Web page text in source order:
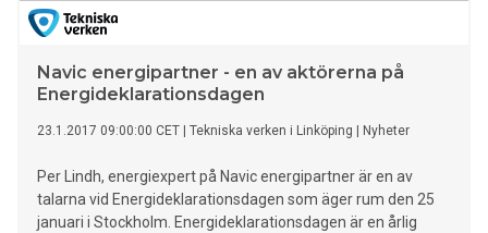
Navic energipartner - en av aktörerna på
Energideklarationsdagen
23.1.2017 09:00:00 CET Tekniska verken i Linköping Nyheter
Per Lindh, energiexpert på Navic energipartner är en av
talarna vid Energideklarationsdagen som äger rum den 25
januari i Stockholm. Energideklarationsdagen är en årlig